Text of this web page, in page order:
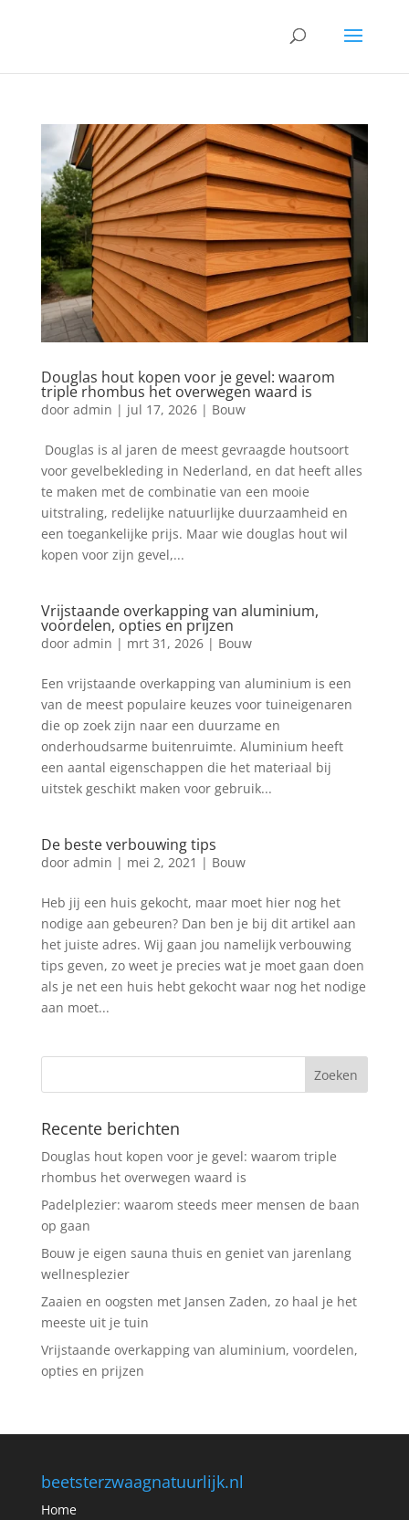
Douglas hout kopen voor je gevel: waarom
triple rhombus het overwegen waard is
door admin | jul 17, 2026| Bouw
Douglas is al jaren de meest gevraagde houtsoort
voor gevelbekleding in Nederland, en dat heeft alles
te maken met de combinatie van een mooie
uitstraling, redelijke natuurlijke duurzaamheid en
een toegankelijke prijs. Maar wie douglas hout wil
kopen voor zijn gevel,...
Vrijstaande overkapping van aluminium,
voordelen, opties en prijzen
door admin | mrt 31, 2026| Bouw
Een vrijstaande overkapping van aluminium is een
van de meest populaire keuzes voor tuineigenaren
die op zoek zijn naar een duurzame en
onderhoudsarme buitenruimte. Aluminium heeft
een aantal eigenschappen die het materiaal bij
uitstek geschikt maken voor gebruik...
De beste verbouwing tips
door admin | mei 2, 2021 | Bouw
Heb jij een huis gekocht, maar moet hier nog het
nodige aan gebeuren? Dan ben je bij dit artikel aan
het juiste adres. Wij gaan jou namelijk verbouwing
tips geven, zo weet je precies wat je moet gaan doen
als je net een huis hebt gekocht waar nog het nodige
aan moet...
Recente berichten
Douglas hout kopen voor je gevel: waarom triple
rhombus het overwegen waard is
Padelplezier: waarom steeds meer mensen de baan
op gaan
Bouw je eigen sauna thuis en geniet van jarenlang
wellnesplezier
Zaaien en oogsten met Jansen Zaden, zo haal je het
meeste uit je tuin
Vrijstaande overkapping van aluminium, voordelen,
opties en prijzen
beetsterzwaagnatuurlijk.nl
Home